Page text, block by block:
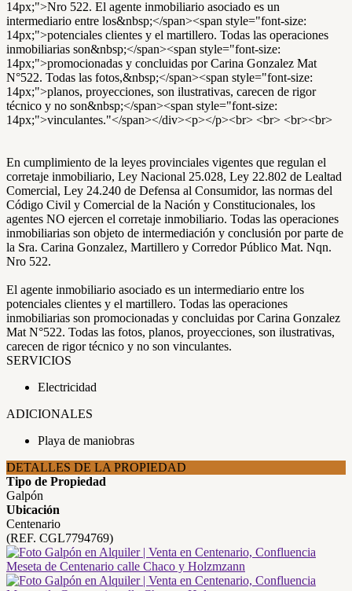
14px;">Nro 522. El agente inmobiliario asociado es un
intermediario entre los&nbsp;</span><span style="font-size:
14px;">potenciales clientes y el martillero. Todas las operaciones
inmobiliarias son&nbsp;</span><span style="font-size:
14px;">promocionadas y concluidas por Carina Gonzalez Mat
N°522. Todas las fotos,&nbsp;</span><span style="font-size:
14px;">planos, proyecciones, son ilustrativas, carecen de rigor
técnico y no son&nbsp;</span><span style="font-size:
14px;">vinculantes."</span></div><p></p><br> <br> <br><br>
En cumplimiento de la leyes provinciales vigentes que regulan el
corretaje inmobiliario, Ley Nacional 25.028, Ley 22.802 de Lealtad
Comercial, Ley 24.240 de Defensa al Consumidor, las normas del
Código Civil y Comercial de la Nación y Constitucionales, los
agentes NO ejercen el corretaje inmobiliario. Todas las operaciones
inmobiliarias son objeto de intermediación y conclusión por parte de
la Sra. Carina Gonzalez, Martillero y Corredor Público Mat. Nqn.
Nro 522.
El agente inmobiliario asociado es un intermediario entre los
potenciales clientes y el martillero. Todas las operaciones
inmobiliarias son promocionadas y concluidas por Carina Gonzalez
Mat N°522. Todas las fotos, planos, proyecciones, son ilustrativas,
carecen de rigor técnico y no son vinculantes.
SERVICIOS
Electricidad
ADICIONALES
Playa de maniobras
DETALLES DE LA PROPIEDAD
Tipo de Propiedad
Galpón
Ubicación
Centenario
(REF. CGL7794769)